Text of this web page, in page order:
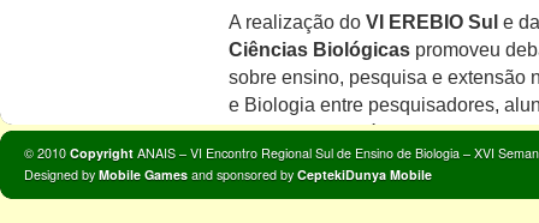
A realização do VI EREBIO Sul e da
Ciências Biológicas promoveu
sobre ensino, pesquisa e extensão
e Biologia entre pesquisadores,
graduação, da pós‐graduação e
assim, a interação
docente. No evento ocorreram
© 2010 Copyright ANAIS – VI Encontro Regional Sul de Ensino de Biologia – XVI
Designed by Mobile Games and sponsored by CeptekiDunya Mobile